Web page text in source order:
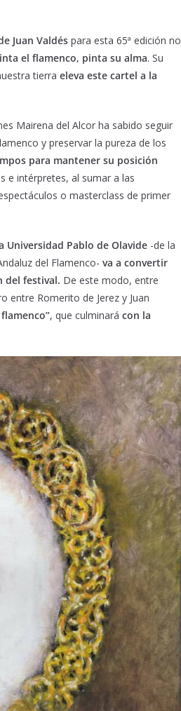
Juan Valdés para esta 65ª edición no
el flamenco, pinta su alma. Su
tierra eleva este cartel a la
Mairena del Alcor ha sabido seguir
y preservar la pureza de los
para mantener su posición
e intérpretes, al sumar a las
o masterclass de primer
Universidad Pablo de Olavide -de la
del Flamenco- va a convertir
del festival. De este modo, entre
entre Romerito de Jerez y Juan
, que culminará con la